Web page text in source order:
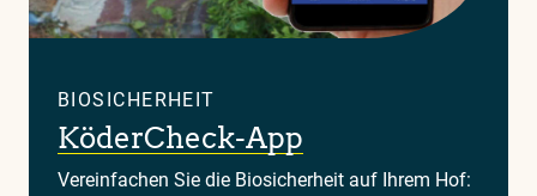
BIOSICHERHEIT
KöderCheck-App
Vereinfachen Sie die Biosicherheit auf Ihrem Hof: